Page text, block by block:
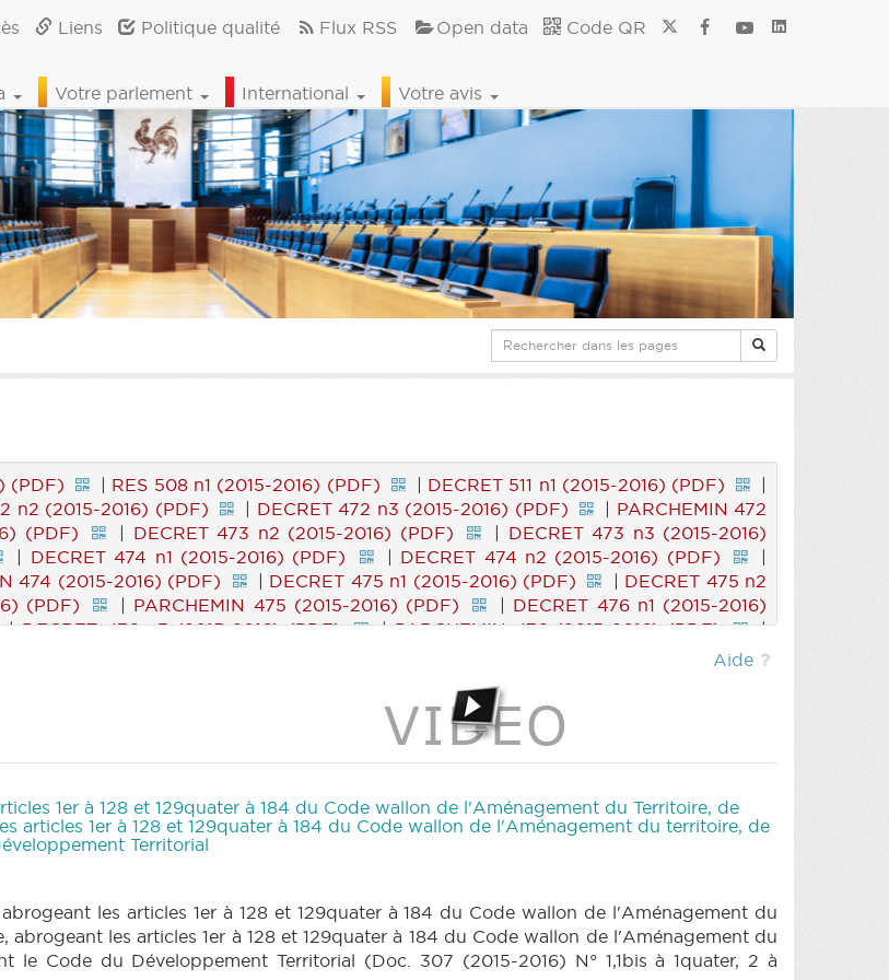
Liens Politique qualité Flux RSS Open data Code QR
Votre parlement International Votre avis
(PDF) | RES 508 n1 (2015-2016) (PDF) | DECRET 511 n1 (2015-2016) (PDF)
|
n2 (2015-2016) (PDF) | DECRET 472 n3 (2015-2016) (PDF) | PARCHEMIN 472
(PDF) | DECRET 473 n2 (2015-2016) (PDF) | DECRET 473 n3 (2015-2016)
| DECRET 474 n1 (2015-2016) (PDF) | DECRET 474 n2 (2015-2016) (PDF)
|
474 (2015-2016) (PDF) | DECRET 475 n1 (2015-2016) (PDF) | DECRET 475 n2
(PDF) | PARCHEMIN 475 (2015-2016) (PDF) | DECRET 476 n1 (2015-2016)
|DECRET 476 n3 (2015-2016) (PDF) |PARCHEMIN 476 (2015-2016) (PDF)
|
PARCHEMIN 477
DECRET 479 n2 (2015-2016) (PDF)
479 (2015-2016) (PDF) RES 386 n1 (2015-2016) (PDF)
|DECRET 307 n1ter (2015-2016) (PDF)
n5 (2015-2016) (PDF) |DECRET 307 n6 (2015-2016) (PDF) |
DECRET 307 n7
(PDF) | DECRET 307 n9 (2015-2016) (PDF) |DECRET 307 n10 (2015-2016)
|DECRET 307 n12 (2015-2016) (PDF)
|DECRET 307 n22 (2015-2016) (PDF) |DECRET 307 n23 (2015-2016) (PDF)
307 n25 (2015-2016) (PDF) |DECRET 307 n26 (2015-2016) (PDF) |DECRET
2016) (PDF) |DECRET 307 n29 (2015-2016) (PDF) |DECRET 307 n30
Aide
1er à 128 et 129quater à 184 du Code wallon de l'Aménagement du Territoire, de
articles 1er à 128 et 129quater à 184 du Code wallon de l'Aménagement du territoire, de
Territorial
les articles 1er à 128 et 129quater à 184 du Code wallon de l'Aménagement du
les articles 1er à 128 et 129quater à 184 du Code wallon de l'Aménagement du
Code du Développement Territorial (Doc. 307 (2015-2016) N° 1,1bis à 1quater, 2 à